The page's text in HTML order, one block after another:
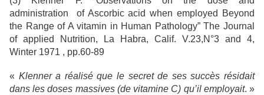
administration of Ascorbic acid when employed Beyond
the Range of A vitamin in Human Pathology” The Journal
of applied Nutrition, La Habra, Calif. V.23,N°3 and 4,
Winter 1971 , pp.60-89
« Klenner a réalisé que le secret de ses succès résidait
dans les doses massives (de vitamine C) qu’il employait. »